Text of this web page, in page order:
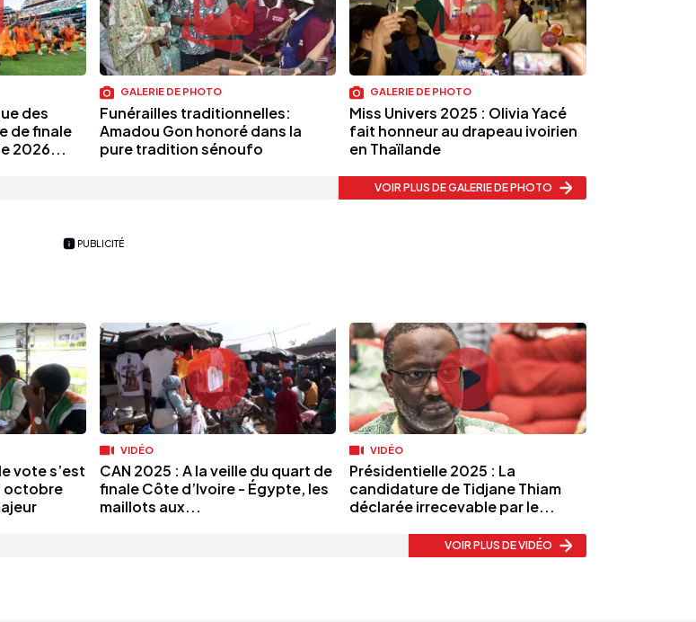
des
de finale
2026...
GALERIE DE PHOTO
Funérailles traditionnelles:
Amadou Gon honoré dans la
pure tradition sénoufo
GALERIE DE PHOTO
Miss Univers 2025 : Olivia Yacé
fait honneur au drapeau ivoirien
en Thaïlande
VOIR PLUS DE GALERIE DE PHOTO
PUBLICITÉ
vote s’est
octobre
VIDÉO
CAN 2025 : A la veille du quart de
finale Côte d’Ivoire - Égypte, les
maillots aux...
VIDÉO
Présidentielle 2025 : La
candidature de Tidjane Thiam
déclarée irrecevable par le...
VOIR PLUS DE VIDÉO